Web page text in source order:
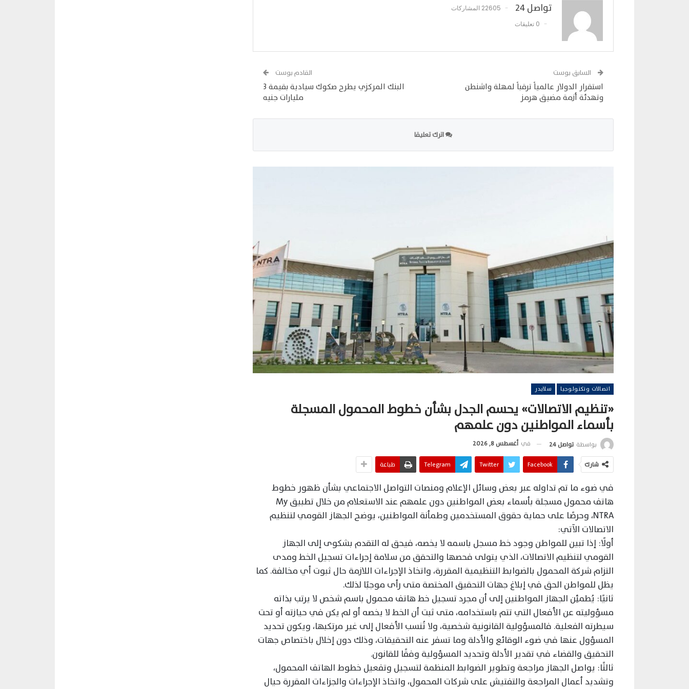
تواصل 24
22605 المشاركات
0 تعليقات
السابق بوست
استقرار الدولار عالمياً ترقباً لمهلة واشنطن
وتهدئة أزمة مضيق هرمز
القادم بوست
البنك المركزي يطرح صكوك سيادية بقيمة 3
مليارات جنيه
اترك تعليقا
اتصالات وتكنولوجيا سلايدر
«تنظيم الاتصالات» يحسم الجدل بشأن خطوط المحمول المسجلة
بأسماء المواطنين دون علمهم
بواسطة تواصل 24 في أغسطس 8, 2026
شارك Facebook
Twitter
Telegram طباعة
في ضوء ما تم تداوله عبر بعض وسائل الإعلام ومنصات التواصل الاجتماعي بشأن ظهور خطوط
هاتف محمول مسجلة بأسماء بعض المواطنين دون علمهم عند الاستعلام من خلال تطبيق My
NTRA، وحرصًا على حماية حقوق المستخدمين وطمأنة المواطنين، يوضح الجهاز القومي لتنظيم
الاتصالات الآتي:
أولًا: إذا تبين للمواطن وجود خط مسجل باسمه لا يخصه، فيحق له التقدم بشكوى إلى الجهاز
القومي لتنظيم الاتصالات، الذي يتولى فحصها والتحقق من سلامة إجراءات تسجيل الخط ومدى
التزام شركة المحمول بالضوابط التنظيمية المقررة، واتخاذ الإجراءات اللازمة حال ثبوت أي مخالفة. كما
يظل للمواطن الحق في إبلاغ جهات التحقيق المختصة متى رأى موجبًا لذلك.
ثانيًا: يُطمئِن الجهاز المواطنين إلى أن مجرد تسجيل خط هاتف محمول باسم شخص لا يرتب بذاته
مسؤوليته عن الأفعال التي تتم باستخدامه، متى ثبت أن الخط لا يخصه أو لم يكن في حيازته أو تحت
سيطرته الفعلية. فالمسؤولية القانونية شخصية، ولا تُنسب الأفعال إلى غير مرتكبها، ويكون تحديد
المسؤول عنها في ضوء الوقائع والأدلة وما تسفر عنه التحقيقات، وذلك دون إخلال باختصاص جهات
التحقيق والقضاء في تقدير الأدلة وتحديد المسؤولية وفقًا للقانون.
ثالثًا: يواصل الجهاز مراجعة وتطوير الضوابط المنظمة لتسجيل وتفعيل خطوط الهاتف المحمول،
وتشديد أعمال المراجعة والتفتيش على شركات المحمول، واتخاذ الإجراءات والجزاءات المقررة حيال